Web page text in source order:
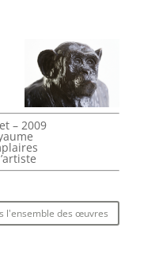
– 2009
l'ensemble des œuvres